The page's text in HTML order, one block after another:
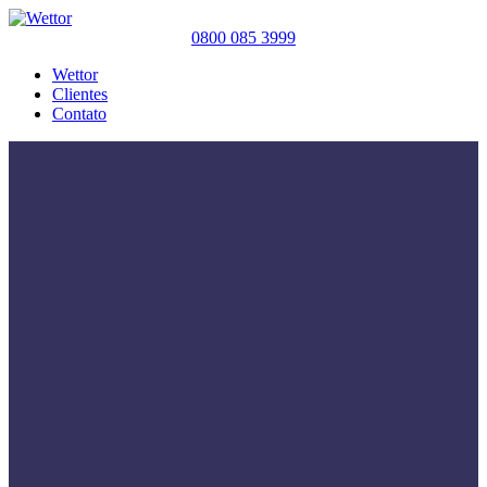
0800 085 3999
Wettor
Clientes
Contato